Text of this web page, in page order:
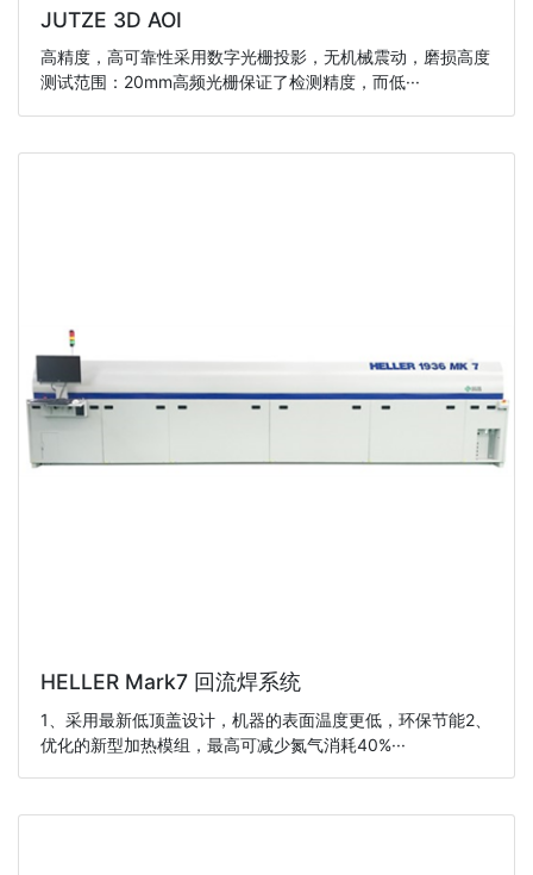
JUTZE 3D AOI
高精度，高可靠性采用数字光栅投影，无机械震动，磨损高度
测试范围：20mm高频光栅保证了检测精度，而低···
HELLER Mark7 回流焊系统
1、采用最新低顶盖设计，机器的表面温度更低，环保节能2、
优化的新型加热模组，最高可减少氮气消耗40%···